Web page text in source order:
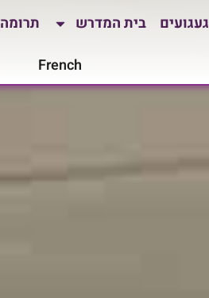
געגועים בית המדרש תרומה
French